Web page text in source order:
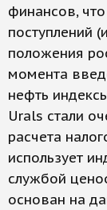
финансов,
поступлений
положения
момента
нефть
Urals стали
расчета
использует
службой
основан на